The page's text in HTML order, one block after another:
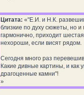
Цитата: «"Е.И. и Н.К.
близкие по духу сюжеты, но и
гармонично, приходит
нехороши, если висят рядом.
Сегодня много раз
Какие дивные картины, и как
драгоценные камни"!
»